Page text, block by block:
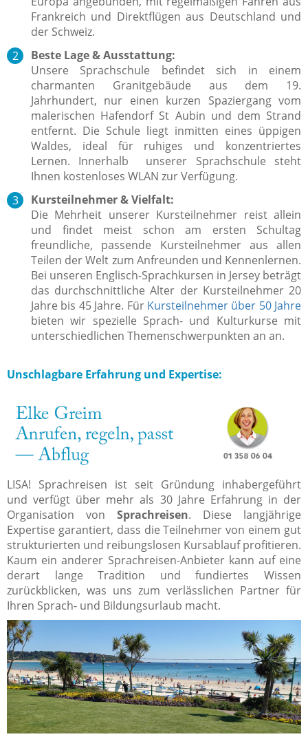
Frankreich und Direktflügen aus Deutschland und
der Schweiz.
Beste Lage & Ausstattung:
Unsere Sprachschule befindet sich in einem
charmanten Granitgebäude aus dem 19.
Jahrhundert, nur einen kurzen Spaziergang vom
malerischen Hafendorf St Aubin und dem Strand
entfernt. Die Schule liegt inmitten eines üppigen
Waldes, ideal für ruhiges und konzentriertes
Lernen. Innerhalb unserer Sprachschule steht
Ihnen kostenloses WLAN zur Verfügung.
Kursteilnehmer & Vielfalt:
Die Mehrheit unserer Kursteilnehmer reist allein
und findet meist schon am ersten Schultag
freundliche, passende Kursteilnehmer aus allen
Teilen der Welt zum Anfreunden und Kennenlernen.
Bei unseren Englisch-Sprachkursen in Jersey beträgt
das durchschnittliche Alter der Kursteilnehmer 20
Jahre bis 45 Jahre. Für Kursteilnehmer über 50 Jahre
bieten wir spezielle Sprach- und Kulturkurse mit
unterschiedlichen Themenschwerpunkten an an.
Unschlagbare Erfahrung und Expertise:
LISA! Sprachreisen ist seit Gründung inhabergeführt
und verfügt über mehr als 30 Jahre Erfahrung in der
Organisation von Sprachreisen. Diese langjährige
Expertise garantiert, dass die Teilnehmer von einem gut
strukturierten und reibungslosen Kursablauf profitieren.
Kaum ein anderer Sprachreisen-Anbieter kann auf eine
derart lange Tradition und fundiertes Wissen
zurückblicken, was uns zum verlässlichen Partner für
Ihren Sprach- und Bildungsurlaub macht.